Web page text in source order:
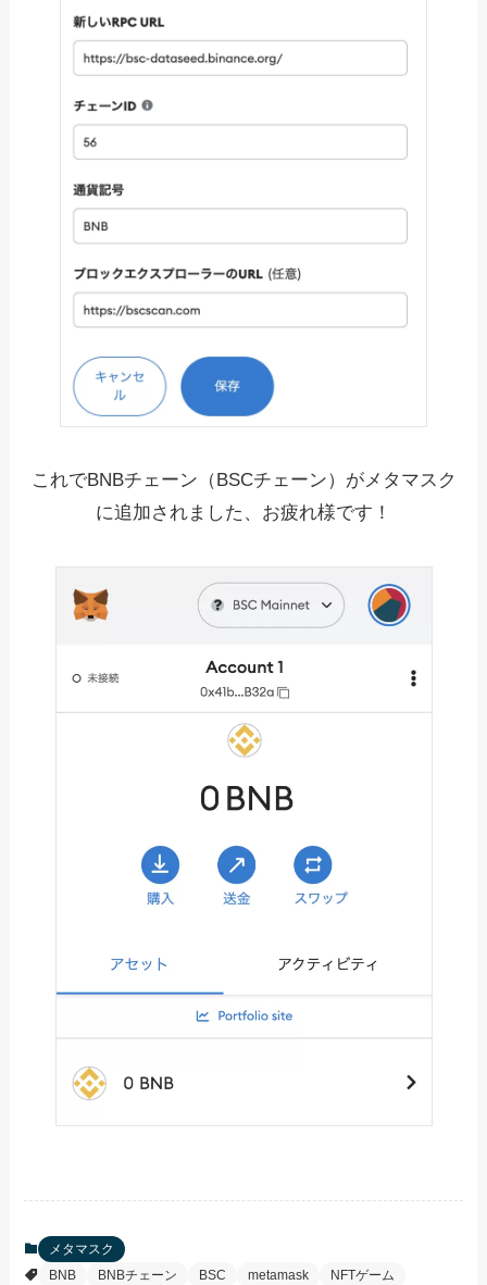
これでBNBチェーン（BSCチェーン）がメタマスク
に追加されました、お疲れ様です！
メタマスク
BNB
BNBチェーン BSC metamask
NFTゲーム